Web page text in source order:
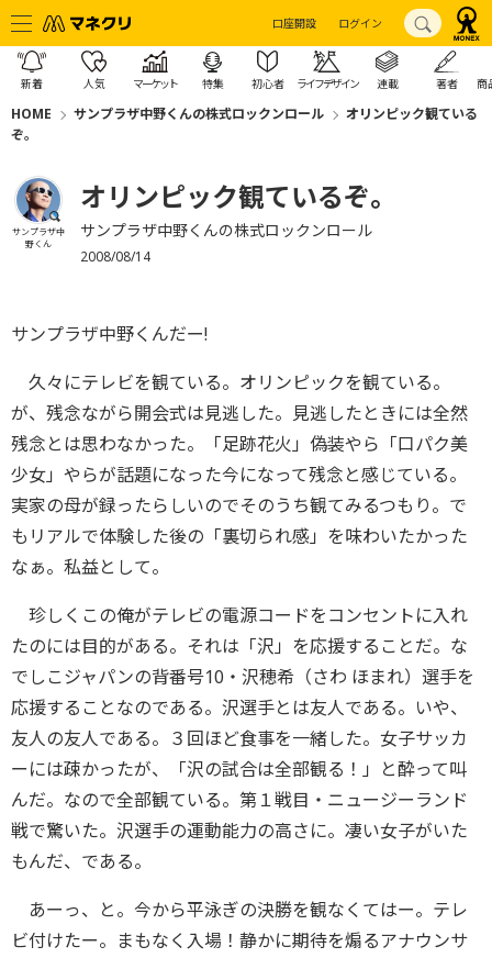
口座開設 ログイン
新着 人気 マーケット 特集 初心者 ライフデザイン 連載 著者 商
HOME サンプラザ中野くんの株式ロックンロール
オリンピック観ている
ぞ。
サンプラザ中
野くん
オリンピック観ているぞ。
サンプラザ中野くんの株式ロックンロール
2008/08/14
サンプラザ中野くんだー!
久々にテレビを観ている。オリンピックを観ている。
が、残念ながら開会式は見逃した。見逃したときには全然
残念とは思わなかった。「足跡花火」偽装やら「口パク美
少女」やらが話題になった今になって残念と感じている。
実家の母が録ったらしいのでそのうち観てみるつもり。で
もリアルで体験した後の「裏切られ感」を味わいたかった
なぁ。私益として。
珍しくこの俺がテレビの電源コードをコンセントに入れ
たのには目的がある。それは「沢」を応援することだ。な
でしこジャパンの背番号10・沢穂希（さわ ほまれ）選手を
応援することなのである。沢選手とは友人である。いや、
友人の友人である。３回ほど食事を一緒した。女子サッカ
ーには疎かったが、「沢の試合は全部観る！」と酔って叫
んだ。なので全部観ている。第１戦目・ニュージーランド
戦で驚いた。沢選手の運動能力の高さに。凄い女子がいた
もんだ、である。
あーっ、と。今から平泳ぎの決勝を観なくてはー。テレ
ビ付けたー。まもなく入場！静かに期待を煽るアナウンサ